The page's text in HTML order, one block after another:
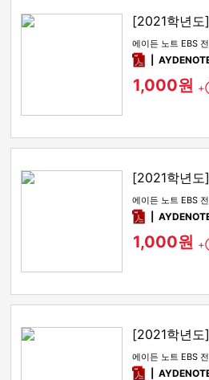
[2021학년
에이든 노트 EBS
pdf
1,000원 +
[2021학년
에이든 노트 EBS
pdf
1,000원 +
[2021학년
에이든 노트 EBS
pdf